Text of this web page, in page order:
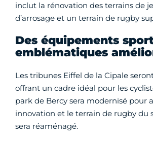
inclut la rénovation des terrains de
d’arrosage et un terrain de rugby
Des équipements
emblématiques
Les tribunes Eiffel de la Cipale
offrant un cadre idéal pour les
park de Bercy sera modernisé pour
innovation et le terrain de rugby du
sera réaménagé.